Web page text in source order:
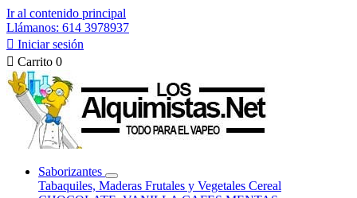
Ir al contenido principal
Llámanos: 614 3978937
 Iniciar sesión
 Carrito 0
Saborizantes
Tabaquiles, Maderas Frutales y Vegetales Cereal